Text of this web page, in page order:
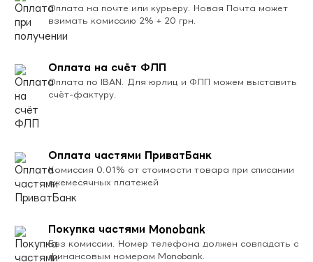
Оплата на почте или курьеру. Новая Почта может
взимать комиссию 2% + 20 грн.
Оплата на счёт ФЛП
Оплата по IBAN. Для юрлиц и ФЛП можем выставить
счёт-фактуру.
Оплата частями ПриватБанк
Комиссия 0.01% от стоимости товара при списании
ежемесячных платежей
Покупка частями Monobank
Без комиссии. Номер телефона должен совпадать с
финансовым номером Monobank.